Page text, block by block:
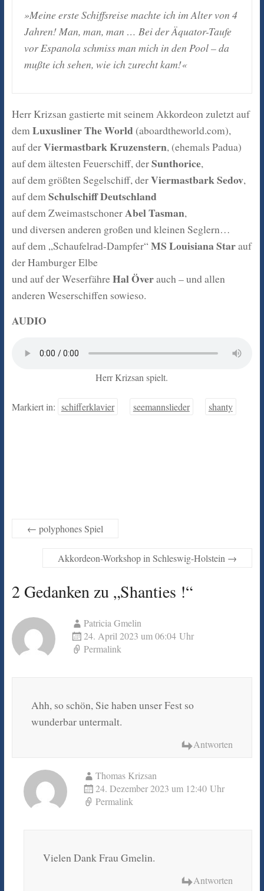
»Meine erste Schiffsreise machte ich im Alter von 4
Jahren! Man, man, man … Bei der Äquator-Taufe
vor Espanola schmiss man mich in den Pool – da
mußte ich sehen, wie ich zurecht kam!«
Herr Krizsan gastierte mit seinem Akkordeon zuletzt auf
demLuxusliner The World(aboardtheworld.com),
auf derViermastbark Kruzenstern, (ehemals Padua)
auf dem ältesten Feuerschiff, derSunthorice,
auf dem größten Segelschiff, derViermastbark Sedov,
auf demSchulschiff Deutschland
auf dem ZweimastschonerAbel Tasman,
und diversen anderen großen und kleinen Seglern…
auf dem „Schaufelrad-Dampfer“ MS Louisiana Starauf
der Hamburger Elbe
und auf der WeserfähreHal Överauch – und allen
anderen Weserschiffen sowieso.
AUDIO
Herr Krizsan spielt.
Markiert in: schifferklavier seemannslieder shanty
← polyphones Spiel
Akkordeon-Workshop in Schleswig-Holstein →
2 Gedanken zu „Shanties !“
Patricia Gmelin
24. April 2023 um 06:04 Uhr
Permalink
Ahh, so schön, Sie haben unser Fest so
wunderbar untermalt.
Antworten
Thomas Krizsan
24. Dezember 2023 um 12:40 Uhr
Permalink
Vielen Dank Frau Gmelin.
Antworten